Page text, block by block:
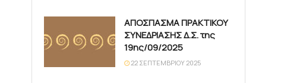
ΑΠΟΣΠΑΣΜΑ ΠΡΑΚΤΙΚΟΥ
ΣΥΝΕΔΡΙΑΣΗΣ Δ.Σ. της
19ης/09/2025
22 ΣΕΠΤΕΜΒΡΊΟΥ 2025